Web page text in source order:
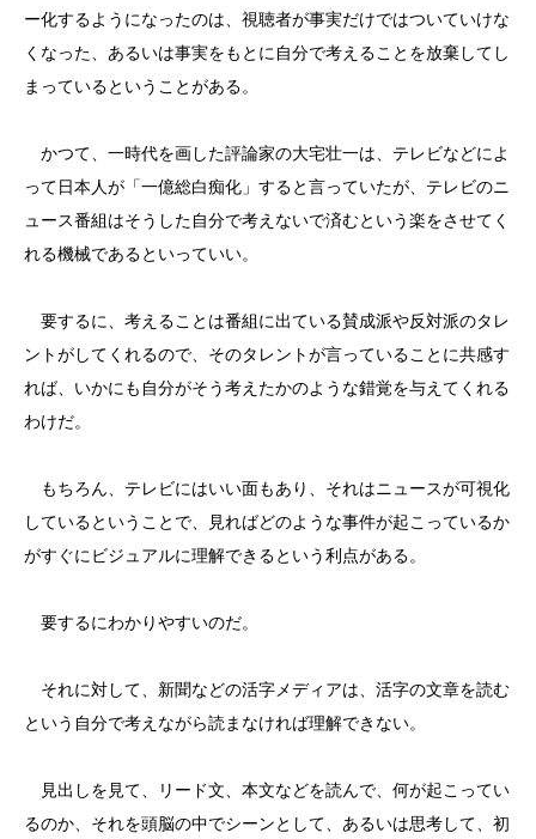
ー化するようになったのは、視聴者が事実だけではついていけな
くなった、あるいは事実をもとに自分で考えることを放棄してし
まっているということがある。
かつて、一時代を画した評論家の大宅壮一は、テレビなどによ
って日本人が「一億総白痴化」すると言っていたが、テレビのニ
ュース番組はそうした自分で考えないで済むという楽をさせてく
れる機械であるといっていい。
要するに、考えることは番組に出ている賛成派や反対派のタレ
ントがしてくれるので、そのタレントが言っていることに共感す
れば、いかにも自分がそう考えたかのような錯覚を与えてくれる
わけだ。
もちろん、テレビにはいい面もあり、それはニュースが可視化
しているということで、見ればどのような事件が起こっているか
がすぐにビジュアルに理解できるという利点がある。
要するにわかりやすいのだ。
それに対して、新聞などの活字メディアは、活字の文章を読む
という自分で考えながら読まなければ理解できない。
見出しを見て、リード文、本文などを読んで、何が起こってい
るのか、それを頭脳の中でシーンとして、あるいは思考して、初